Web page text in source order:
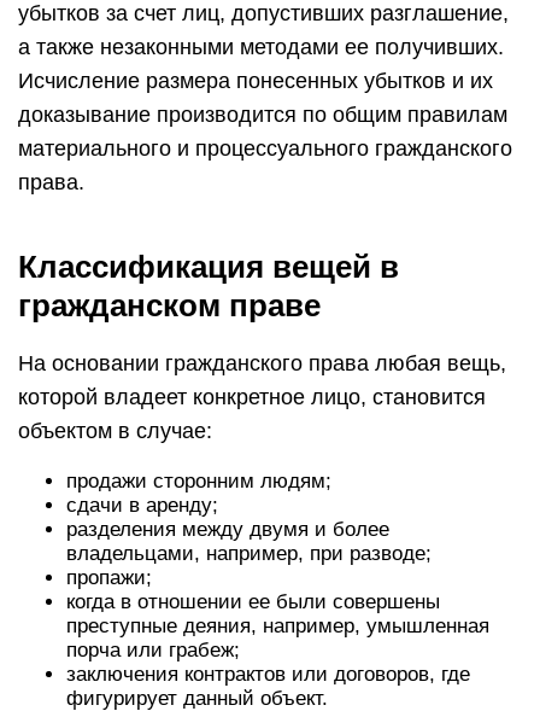
убытков за счет лиц, допустивших разглашение,
а также незаконными методами ее получивших.
Исчисление размера понесенных убытков и их
доказывание производится по общим правилам
материального и процессуального гражданского
права.
Классификация вещей в
гражданском праве
На основании гражданского права любая вещь,
которой владеет конкретное лицо, становится
объектом в случае:
продажи сторонним людям;
сдачи в аренду;
разделения между двумя и более
владельцами, например, при разводе;
пропажи;
когда в отношении ее были совершены
преступные деяния, например, умышленная
порча или грабеж;
заключения контрактов или договоров, где
фигурирует данный объект.